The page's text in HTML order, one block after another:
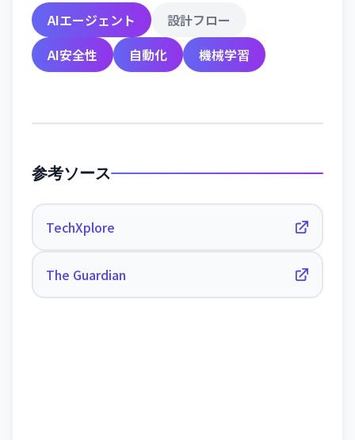
AIエージェント
設計フロー
AI安全性
自動化 機械学習
参考ソース
TechXplore
The Guardian